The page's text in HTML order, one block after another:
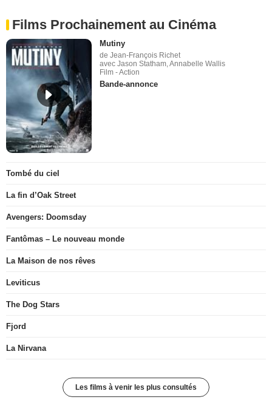
Films Prochainement au Cinéma
Mutiny
de Jean-François Richet
avec Jason Statham, Annabelle Wallis
Film - Action
Bande-annonce
Tombé du ciel
La fin d’Oak Street
Avengers: Doomsday
Fantômas – Le nouveau monde
La Maison de nos rêves
Leviticus
The Dog Stars
Fjord
La Nirvana
Les films à venir les plus consultés